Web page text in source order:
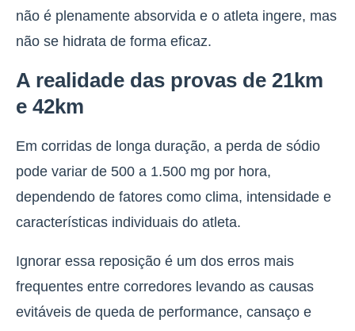
não é plenamente absorvida e o atleta ingere, mas
não se hidrata de forma eficaz.
A realidade das provas de 21km
e 42km
Em corridas de longa duração, a perda de sódio
pode variar de 500 a 1.500 mg por hora,
dependendo de fatores como clima, intensidade e
características individuais do atleta.
Ignorar essa reposição é um dos erros mais
frequentes entre corredores levando as causas
evitáveis de queda de performance, cansaço e